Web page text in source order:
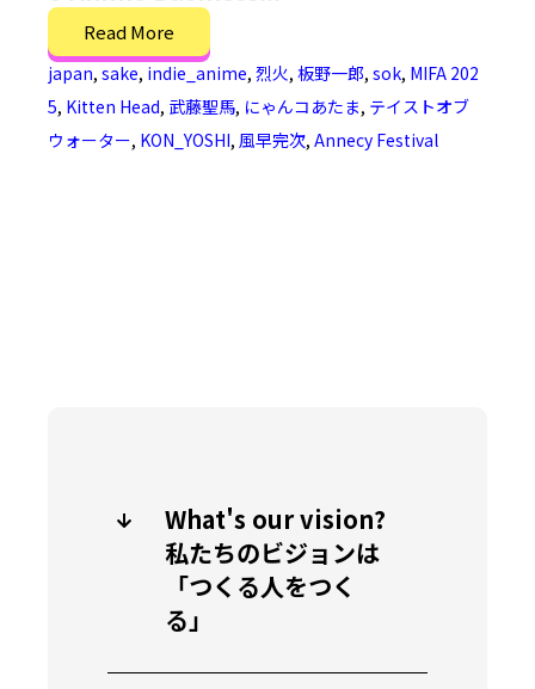
Read More
japan, sake, indie_anime, 烈火, 板野一郎, sok, MIFA 202
5, Kitten Head, 武藤聖馬, にゃんコあたま, テイストオブ
ウォーター, KON_YOSHI, 風早完次, Annecy Festival
What's our vision?
私たちのビジョンは
「つくる人をつく
る」